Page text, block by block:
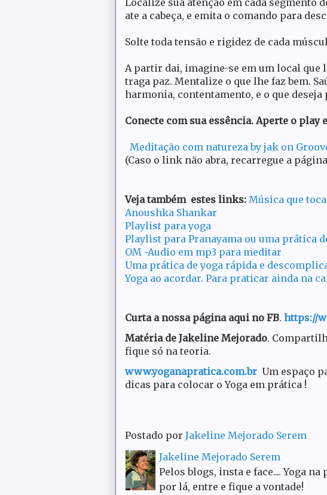
Localize sua atenção em cada segmento
ate a cabeça, e emita o comando para
Solte toda tensão e rigidez de cada
A partir dai, imagine-se em um local que
traga paz. Mentalize o que lhe faz bem.
harmonia, contentamento, e o que deseja
Conecte com sua essência. Aperte o play
Meditação com natureza by jak on
(Caso o link não abra, recarregue a
Veja também estes links: Música que
Anoushka Shankar
Playlist para yoga
Playlist para Pranayama ou uma prática
OM -Audio em mp3 para meditar
Uma prática de yoga rápida e
Yoga ao acordar. Para praticar ainda na
Curta a nossa página aqui no FB. https://
Matéria de Jakeline Mejorado.
fique só na teoria.
www.yoganapratica.com.br Um espaço
dicas para colocar o Yoga em prática !
Postado por Jakeline Mejorado Serem
Jakeline Mejorado Serem
Pelos blogs, insta e face.... Yoga
por lá, entre e fique a vontade!